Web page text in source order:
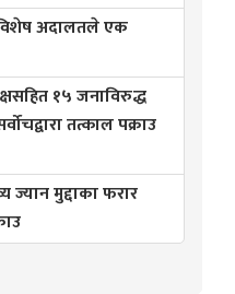
अदालतले एक
१५ जनाविरुद्ध
तत्काल पक्राउ
ज्यान मुद्दाका फरार